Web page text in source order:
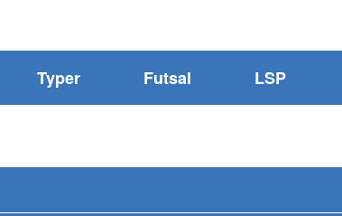
Typer Futsal LSP